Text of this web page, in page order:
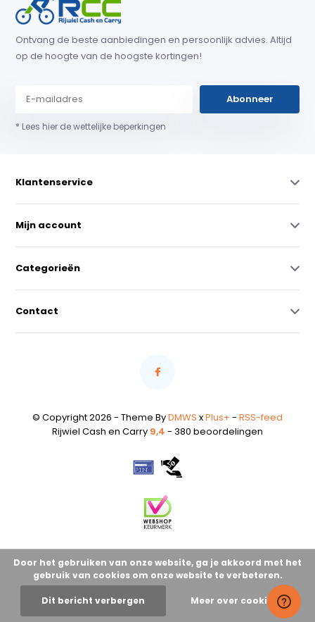
Ontvang de beste aanbiedingen en persoonlijk advies. Altijd
op de hoogte van de hoogste kortingen!
Abonneer
* Lees hier de wettelijke beperkingen
Klantenservice
Mijn account
Categorieën
Contact
© Copyright 2026 - Theme ByDMWS xPlus+ - RSS-feed
Rijwiel Cash en Carry 9,4 - 380 beoordelingen
Door het gebruiken van onze website, ga je akkoord met het
gebruik van cookies om onze website te verbeteren.
Dit bericht verbergen Meer over cookies »